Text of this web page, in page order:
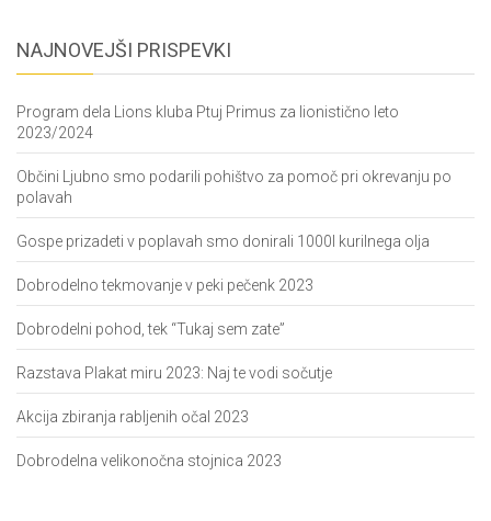
NAJNOVEJŠI PRISPEVKI
Program dela Lions kluba Ptuj Primus za lionistično leto
2023/2024
Občini Ljubno smo podarili pohištvo za pomoč pri okrevanju po
polavah
Gospe prizadeti v poplavah smo donirali 1000l kurilnega olja
Dobrodelno tekmovanje v peki pečenk 2023
Dobrodelni pohod, tek “Tukaj sem zate”
Razstava Plakat miru 2023: Naj te vodi sočutje
Akcija zbiranja rabljenih očal 2023
Dobrodelna velikonočna stojnica 2023